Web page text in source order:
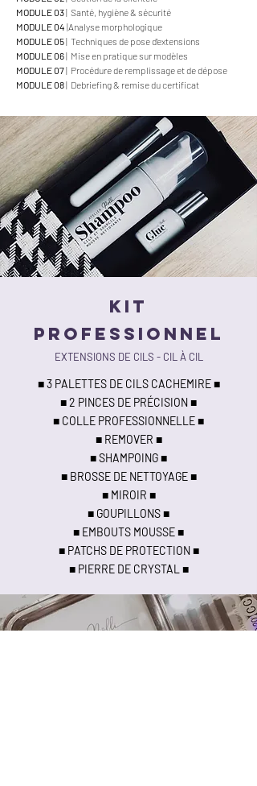
MODULE 03| Santé, hygiène & sécurité
MODULE 04 |Analyse morphologique
MODULE 05| Techniques de pose d'extensions
MODULE 06| Mise en pratique sur modèles
MODULE 07| Procédure de remplissage et de dépose
MODULE 08| Debriefing & remise du certificat
KIT
PROFESSIONNEL
EXTENSIONS DE CILS - CIL À CIL
■ 3 PALETTES DE CILS CACHEMIRE ■
■ 2 PINCES DE PRÉCISION ■
■ COLLE PROFESSIONNELLE ■
■ REMOVER ■
■ SHAMPOING ■
■ BROSSE DE NETTOYAGE ■
■ MIROIR ■
■ GOUPILLONS ■
■ EMBOUTS MOUSSE ■
■ PATCHS DE PROTECTION ■
■ PIERRE DE CRYSTAL ■